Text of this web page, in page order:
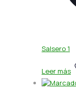
Salsero 1
Leer más